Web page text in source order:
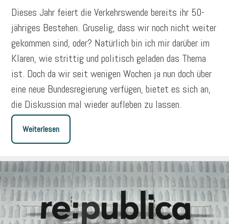
Dieses Jahr feiert die Verkehrswende bereits ihr 50-
jähriges Bestehen. Gruselig, dass wir noch nicht weiter
gekommen sind, oder? Natürlich bin ich mir darüber im
Klaren, wie strittig und politisch geladen das Thema
ist. Doch da wir seit wenigen Wochen ja nun doch über
eine neue Bundesregierung verfügen, bietet es sich an,
die Diskussion mal wieder aufleben zu lassen.
Weiterlesen